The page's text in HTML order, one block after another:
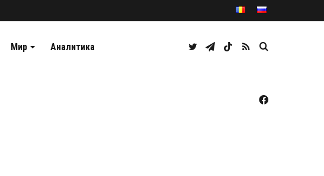
Мир Аналитика Caută
RSS
TikTok
Telegram
Twitter
Facebook